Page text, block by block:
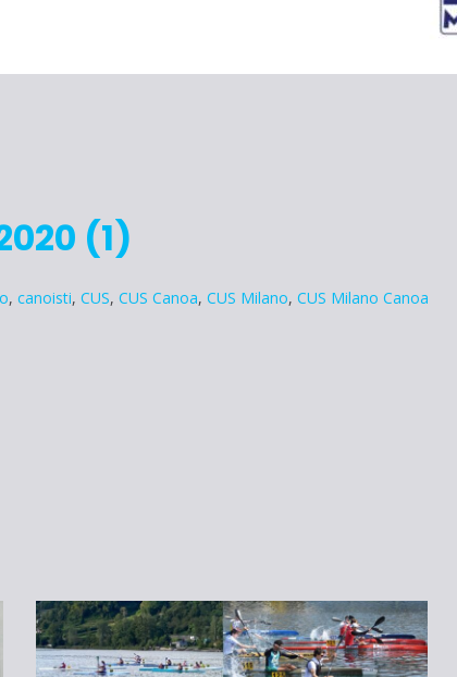
(1)
, canoisti, CUS, CUS Canoa, CUS Milano, CUS Milano Canoa